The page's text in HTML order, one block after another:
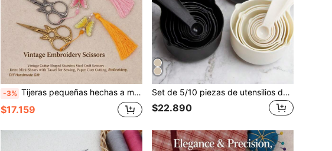
-3% Tijeras pequeñas hechas a mano de acero inoxidable con forma de guitarra vintage y decoración de borla
$17.159
Set de 5/10 piezas de utensilios de horneado, incluye taza de medición y combinación de cucharas, cucharas de medir apilables, tazas de medición marcadas, pequeños utensilios de cocina y horneado
$22.890